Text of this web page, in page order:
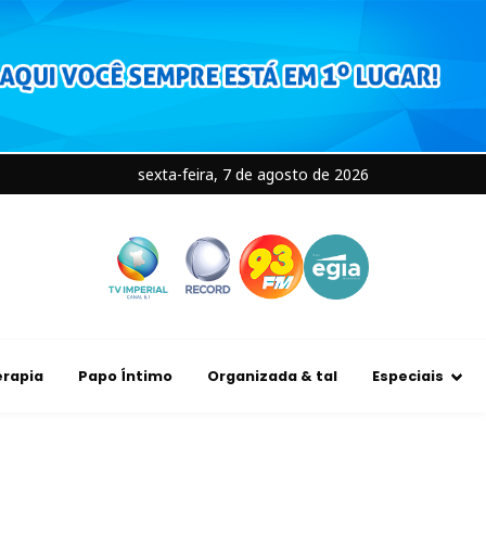
sexta-feira, 7 de agosto de 2026
Papo Íntimo Organizada & tal Especiais